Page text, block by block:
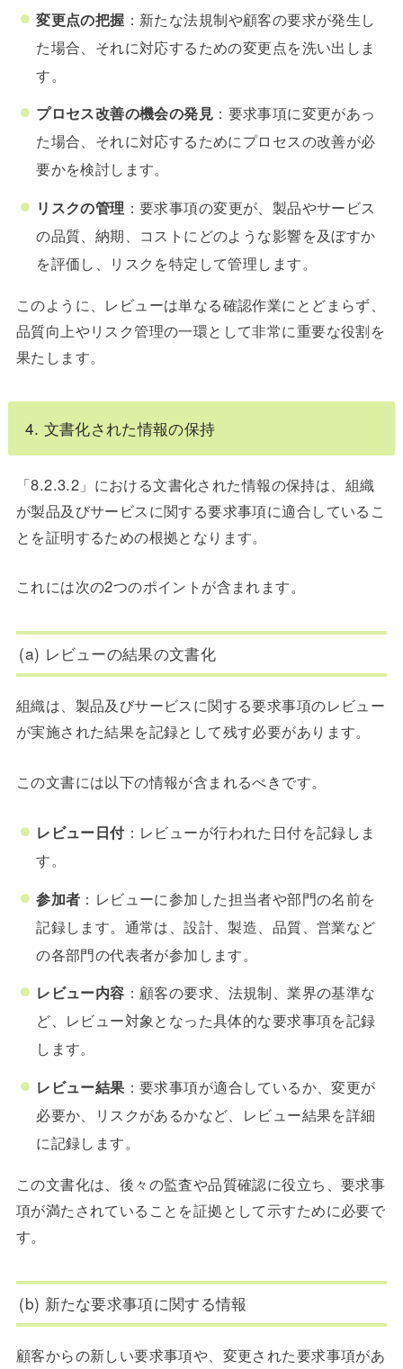
変更点の把握 ：新たな法規制や顧客の要求が発生し
た場合、それに対応するための変更点を洗い出しま
す。
プロセス改善の機会の発見 ：要求事項に変更があっ
た場合、それに対応するためにプロセスの改善が必
要かを検討します。
リスクの管理 ：要求事項の変更が、製品やサービス
の品質、納期、コストにどのような影響を及ぼすか
を評価し、リスクを特定して管理します。
このように、レビューは単なる確認作業にとどまらず、
品質向上やリスク管理の一環として非常に重要な役割を
果たします。
4. 文書化された情報の保持
「8.2.3.2」における文書化された情報の保持は、組織
が製品及びサービスに関する要求事項に適合しているこ
とを証明するための根拠となります。
これには次の2つのポイントが含まれます。
(a) レビューの結果の文書化
組織は、製品及びサービスに関する要求事項のレビュー
が実施された結果を記録として残す必要があります。
この文書には以下の情報が含まれるべきです。
レビュー日付：レビューが行われた日付を記録しま
す。
参加者 ：レビューに参加した担当者や部門の名前を
記録します。通常は、設計、製造、品質、営業など
の各部門の代表者が参加します。
レビュー内容 ：顧客の要求、法規制、業界の基準な
ど、レビュー対象となった具体的な要求事項を記録
します。
レビュー結果 ：要求事項が適合しているか、変更が
必要か、リスクがあるかなど、レビュー結果を詳細
に記録します。
この文書化は、後々の監査や品質確認に役立ち、要求事
項が満たされていることを証拠として示すために必要で
す。
(b) 新たな要求事項に関する情報
顧客からの新しい要求事項や、変更された要求事項があ